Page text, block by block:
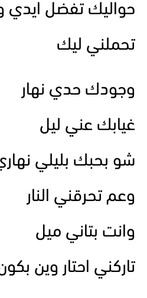
حواليك تفضل ايدي
تحملني ليك
وجودك حدي نهار
غيابك عني ليل
شو بحبك بليلي
وعم تحرقني النار
وانت بتاني ميل
تاركني احتار وين